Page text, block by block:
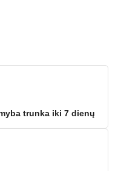
trunka iki 7 dienų